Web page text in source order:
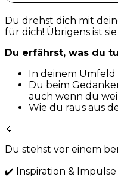
Du drehst dich mit
für dich! Übrigens ist
Du erfährst, was du
In deinem
Du beim
auch wenn du
Wie du raus aus
🔹
Du stehst vor einem
✔️ Inspiration & Impulse